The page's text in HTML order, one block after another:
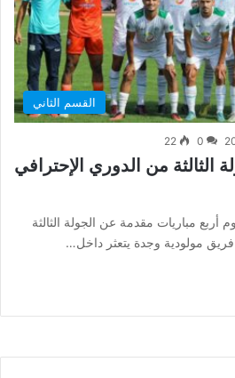
القسم الثاني
0
22
الثالثة من الدوري الإحترافي
أربع مباريات مقدمة عن الجولة الثالثة
فريق مولودية وجدة يتعثر داخل…